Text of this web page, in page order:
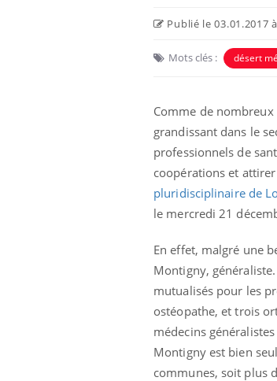
Publié le 03.01.2017
Mots clés : désert
Comme de
grandissant dans le
professionnels de
coopérations et
pluridisciplinaire de
le mercredi 21
En effet, malgré une
Montigny,
mutualisés pour les
ostéopathe, et trois
médecins
Montigny est bien
communes, soit plus
Bébés, jeunes
quelle trousse à
pharmacie
vacances ?
Syndrome
quels sont les
exercices